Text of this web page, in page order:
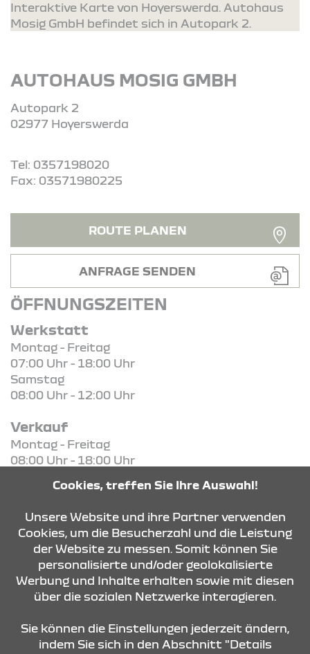
Interaktive Karte von Hoyerswerda. Autohaus
Mosig GmbH befindet sich in Autopark 2.
AUTOHAUS MOSIG GMBH
Autopark 2
02977 Hoyerswerda
Tel: 0357198020
Fax: 03571980225
ROUTE PLANEN
ANFRAGE SENDEN
ÖFFNUNGSZEITEN
Werkstatt
Montag - Freitag
07:00 Uhr - 18:00 Uhr
Samstag
08:00 Uhr - 12:00 Uhr
Verkauf
Montag - Freitag
08:00 Uhr - 18:00 Uhr
09:00 Uhr - 12:00 Uhr
KONTAKT & ANFAHRT
Cookies, treffen Sie Ihre Auswahl!
Unsere Website und ihre Partner verwenden
Cookies, um die Besucherzahl und die Leistung
der Website zu messen. Somit können Sie
personalisierte und/oder geolokalisierte
Werbung und Inhalte erhalten sowie mit diesen
über die sozialen Netzwerke interagieren.
Sie können die Einstellungen jederzeit ändern,
indem Sie sich in den Abschnitt "Details